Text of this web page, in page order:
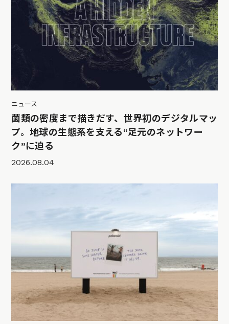
ニュース
菌類の密度まで描きだす、世界初のデジタルマッ
プ。地球の生態系を支える“足元のネットワー
ク”に迫る
2026.08.04